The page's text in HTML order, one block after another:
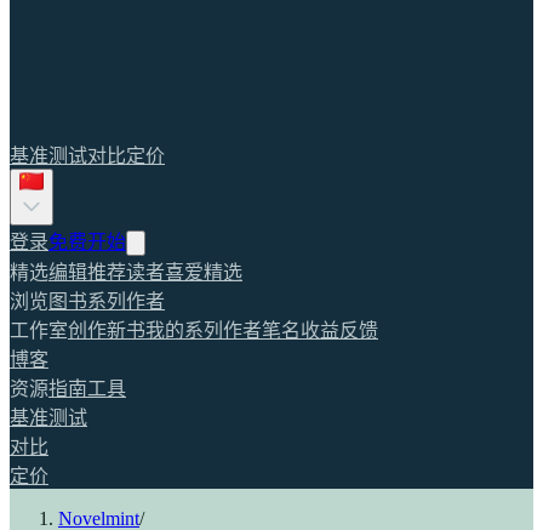
基准测试对比定价
登录免费开始
精选编辑推荐读者喜爱精选
浏览 图书系列 作者
工作室创作新书我的系列 作者笔名收益反馈
博客
资源指南工具
基准测试
对比
定价
Novelmint/